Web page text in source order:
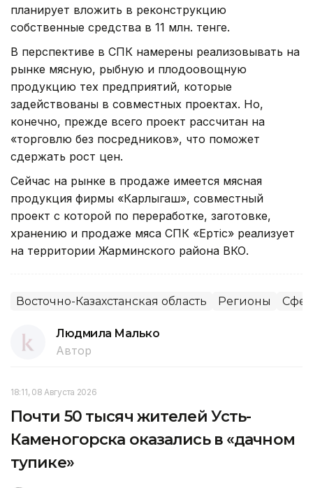
планирует вложить в реконструкцию
собственные средства в 11 млн. тенге.
В перспективе в СПК намерены реализовывать на
рынке мясную, рыбную и плодоовощную
продукцию тех предприятий, которые
задействованы в совместных проектах. Но,
конечно, прежде всего проект рассчитан на
«торговлю без посредников», что поможет
сдержать рост цен.
Сейчас на рынке в продаже имеется мясная
продукция фирмы «Карлыгаш», совместный
проект с которой по переработке, заготовке,
хранению и продаже мяса СПК «Ертiс» реализует
на территории Жарминского района ВКО.
Восточно-Казахстанская область Регионы
Людмила Малько
Автор
18:11, 08 Августа 2026
Почти 50 тысяч жителей Усть-
Каменогорска оказались в «дачном
тупике»